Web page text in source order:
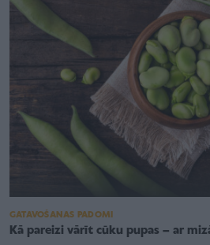
GATAVOŠANAS PADOMI
Kā pareizi vārīt cūku pupas – ar